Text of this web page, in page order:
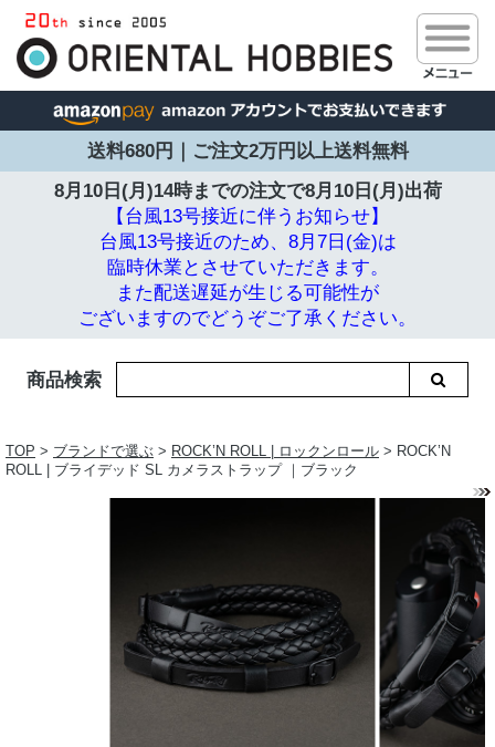
送料680円｜ご注文2万円以上送料無料
8月10日(月)14時までの注文で8月10日(月)出荷
【台風13号接近に伴うお知らせ】
台風13号接近のため、8月7日(金)は
臨時休業とさせていただきます。
また配送遅延が生じる可能性が
ございますのでどうぞご了承ください。
商品検索
TOP > ブランドで選ぶ > ROCK’N ROLL | ロックンロール > ROCK’N
ROLL | ブライデッド SL カメラストラップ ｜ブラック